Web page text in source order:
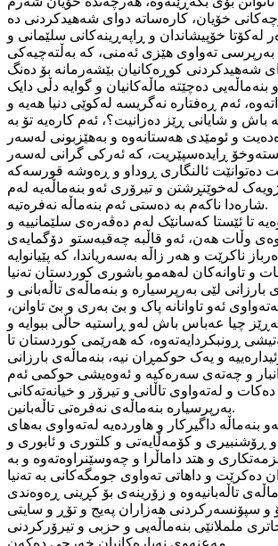
خۆیان، کارەساتە دوای شەهیدکردنی دە
لەکۆتا خۆپیشاندان و ڕاپەڕینەکانی سلێمانی و
بەرپرسی تەواوی هێزی ئەمنی، کە بەڵتەچیەکی
شەهیدکردنی کوڕەکانیان بێشەرمانە بۆ دەنگ
دەچێتە ماڵەکانیان و گوایە دڵی دایک
ئەم ڕەفتارە نەگریسە لەکوێی دنیا هەیە و
باش و شایانی ڕێز دەزانیت؟، ئەم کارەیە تۆ بە
و ئومێدی هەستانەوە و بەهێزبونی لەسەر
ڕایدەسپێریت، کە ئەرکی گرانی لەسەر
دەتوانێت ئالنگاری ڕوداو و ڕەوشە قورسەکە
لەخوێنڕشتن و تیرۆری ئەو بنەماڵەیە لەم
شارەدا ناکەم بە دەستی ئەم بنەماڵە نەفرەتیە.
تا ئێستا کەسانێک لەم دەڤەرەی سلێمانییە و
وڵات هەن، ئەو قاڵبە چەقبەستو دۆگمایەی
ناکرێت و هەر زاڵە بەسەریاندا، کە پێیانوایە
تاوانەکان لەهەمو باشوری کوردستان تەنیا
بارزانی لێی بەرپرسیارە و بنەماڵەی تاڵەبانی و
ئەو تاوانانە پاک و بێ بەری و بێ تاوانن،
بەڕێز چیا عەباس باش لەو ڕاستیە حاڵی ببوایە و
ڕونبکردایەتەوە، کە هەرێمی کوردستان تا
و یەک حوکمڕان نیە، بنەماڵەی بارزانی
و چەتەی سەرەکیە و ئەوەیشی حوکمی ئەم
و لەتەواوی تاڵانی و تیرۆر و خیانەتەکانی
بەرپرسیارە بنەماڵەی نەفرەتی تاڵەبانین.
بنەماڵە داگیرکار و هاوردەیە لەتەواوی بەهای
ڕۆشنبیری و کۆمەڵایەتی و کلتوری و ئابوری و
و هتد داماڵرا و چەوسێنراوەتەوە و بە
دەکرێت و داهاتی تەواوی جومگەکانی بە تەنیا
تاڵەبانیەوە و زۆرینەی بۆ کڕینی ڕەوەندی
و سپۆنسەرکردنی هەزاران پەیج و تۆڕ و سایتی
ململانێی بنەماڵەیی و حزبی و تیرۆرکردنی